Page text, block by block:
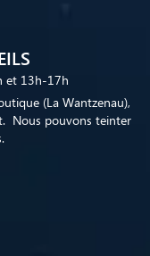
et 13h-17h
(La Wantzenau),
Nous pouvons teinter